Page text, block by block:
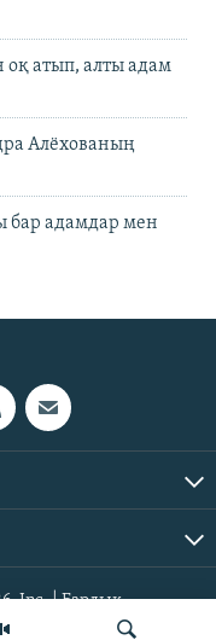
оқ атып, алты адам
Алёхованың
бар адамдар мен
Inc. | Барлық